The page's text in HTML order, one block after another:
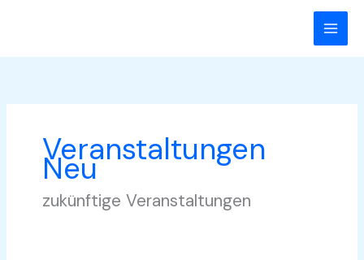
Veranstaltungen
Neu
zukünftige Veranstaltungen